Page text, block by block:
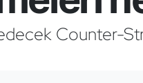
Counter-